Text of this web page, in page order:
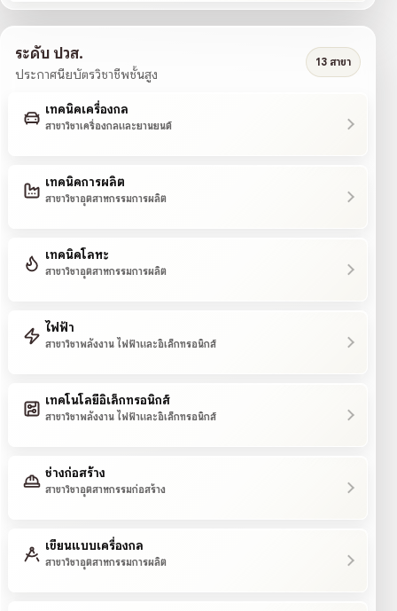
ระดับ ปวส.
ประกาศนียบัตรวิชาชีพชั้นสูง
13 สาขา
เทคนิคเครื่องกล
สาขาวิชาเครื่องกลและยานยนต์
เทคนิคการผลิต
สาขาวิชาอุตสาหกรรมการผลิต
เทคนิคโลหะ
สาขาวิชาอุตสาหกรรมการผลิต
ไฟฟ้า
สาขาวิชาพลังงาน ไฟฟ้าและอิเล็กทรอนิกส์
เทคโนโลยีอิเล็กทรอนิกส์
สาขาวิชาพลังงาน ไฟฟ้าและอิเล็กทรอนิกส์
ช่างก่อสร้าง
สาขาวิชาอุตสาหกรรมก่อสร้าง
เขียนแบบเครื่องกล
สาขาวิชาอุตสาหกรรมการผลิต